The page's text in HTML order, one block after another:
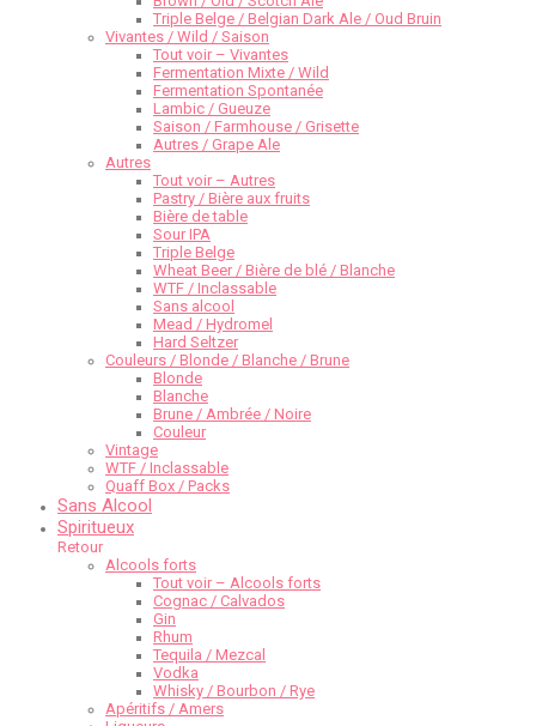
Triple Belge / Belgian Dark Ale / Oud Bruin
Vivantes / Wild / Saison
Tout voir – Vivantes
Fermentation Mixte / Wild
Fermentation Spontanée
Lambic / Gueuze
Saison / Farmhouse / Grisette
Autres / Grape Ale
Autres
Tout voir – Autres
Pastry / Bière aux fruits
Bière de table
Sour IPA
Triple Belge
Wheat Beer / Bière de blé / Blanche
WTF / Inclassable
Sans alcool
Mead / Hydromel
Hard Seltzer
Couleurs / Blonde / Blanche / Brune
Blonde
Blanche
Brune / Ambrée / Noire
Couleur
Vintage
WTF / Inclassable
Quaff Box / Packs
Sans Alcool
Spiritueux
Retour
Alcools forts
Tout voir – Alcools forts
Cognac / Calvados
Gin
Rhum
Tequila / Mezcal
Vodka
Whisky / Bourbon / Rye
Apéritifs / Amers